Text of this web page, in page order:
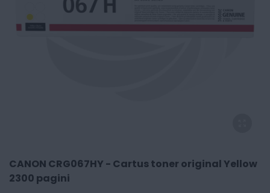
CANON CRG067HY - Cartus toner original Yellow
2300 pagini